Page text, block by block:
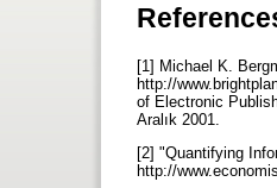
[1] Michael K.
http://
of Electronic
Aralık 2001.
[2] "Quantifying
http://